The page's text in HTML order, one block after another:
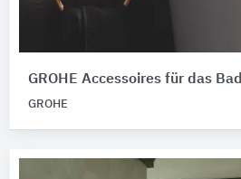
GROHE Accessoires für das Bad
GROHE